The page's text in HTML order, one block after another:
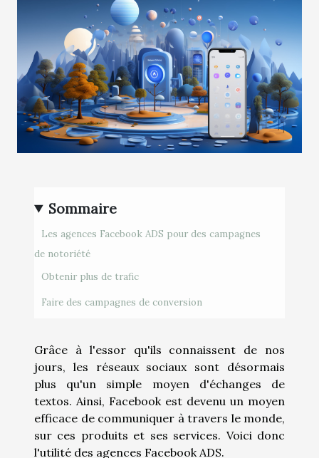
Sommaire
Les agences Facebook ADS pour des campagnes
de notoriété
Obtenir plus de trafic
Faire des campagnes de conversion
Grâce à l'essor qu'ils connaissent de nos
jours, les réseaux sociaux sont désormais
plus qu'un simple moyen d'échanges de
textos. Ainsi, Facebook est devenu un moyen
efficace de communiquer à travers le monde,
sur ces produits et ses services. Voici donc
l'utilité des agences Facebook ADS.